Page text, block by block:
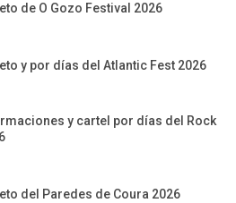
de O Gozo Festival 2026
y por días del Atlantic Fest 2026
y cartel por días del Rock
del Paredes de Coura 2026